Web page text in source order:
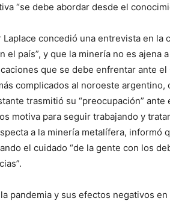
“se debe abordar desde el
Laplace concedió una entrevista en la
el país”, y que la minería no es ajena
que se debe enfrentar ante
complicados al noroeste
trasmitió su “preocupación”
motiva para seguir trabajando y
a la minería metalífera, informó
el cuidado “de la gente con los
pandemia y sus efectos negativos